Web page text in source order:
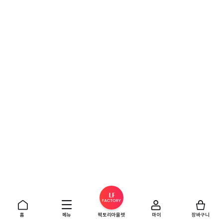
홈 메뉴 팩토리아울렛 마이 장바구니